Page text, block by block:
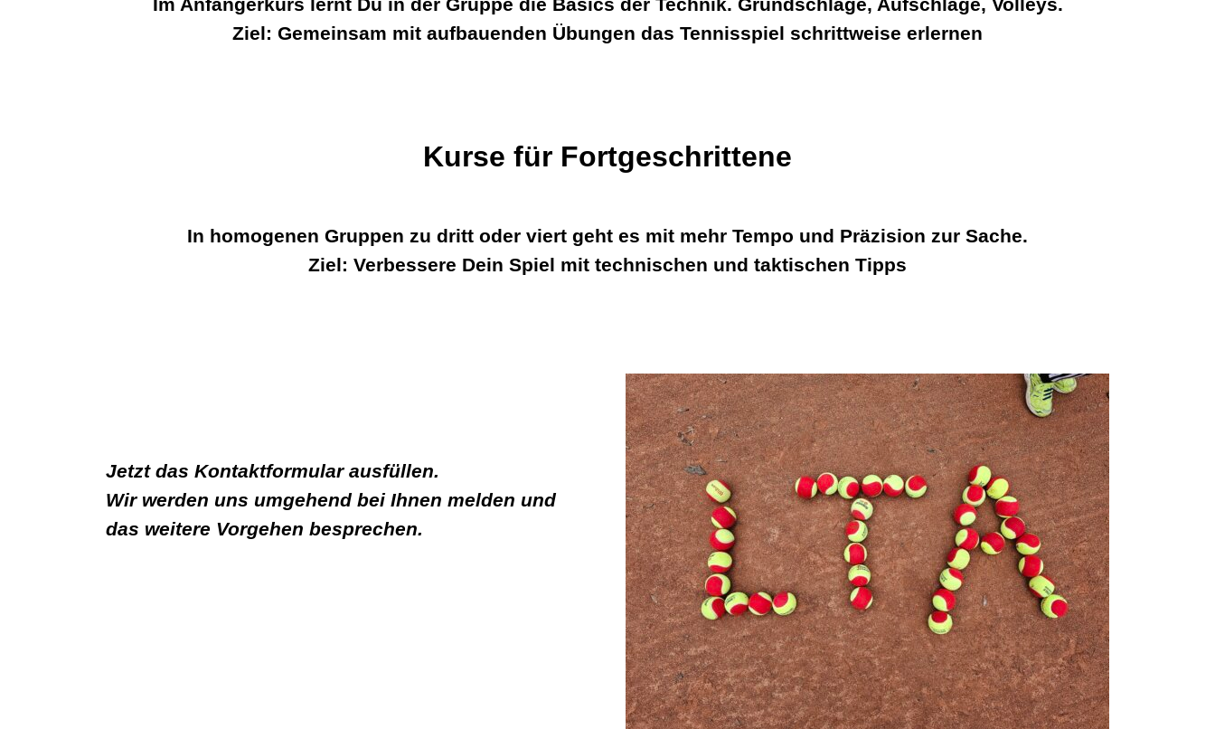
Im Anfängerkurs lernt Du in der Gruppe die Basics der Technik. Grundschläge, Aufschläge, Volleys.
Ziel: Gemeinsam mit aufbauenden Übungen das Tennisspiel schrittweise erlernen
Kurse für Fortgeschrittene
In homogenen Gruppen zu dritt oder viert geht es mit mehr Tempo und Präzision zur Sache.
Ziel: Verbessere Dein Spiel mit technischen und taktischen Tipps
Jetzt das Kontaktformular ausfüllen.
Wir werden uns umgehend bei Ihnen melden und
das weitere Vorgehen besprechen.